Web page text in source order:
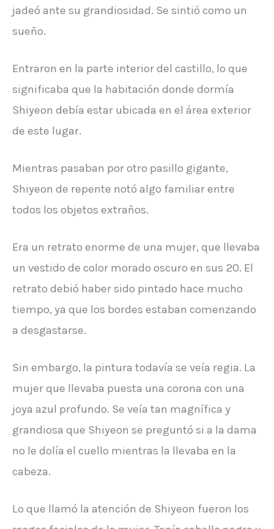
jadeó ante su grandiosidad. Se sintió como un
sueño.
Entraron en la parte interior del castillo, lo que
significaba que la habitación donde dormía
Shiyeon debía estar ubicada en el área exterior
de este lugar.
Mientras pasaban por otro pasillo gigante,
Shiyeon de repente notó algo familiar entre
todos los objetos extraños.
Era un retrato enorme de una mujer, que llevaba
un vestido de color morado oscuro en sus 20. El
retrato debió haber sido pintado hace mucho
tiempo, ya que los bordes estaban comenzando
a desgastarse.
Sin embargo, la pintura todavía se veía regia. La
mujer que llevaba puesta una corona con una
joya azul profundo. Se veía tan magnífica y
grandiosa que Shiyeon se preguntó si a la dama
no le dolía el cuello mientras la llevaba en la
cabeza.
Lo que llamó la atención de Shiyeon fueron los